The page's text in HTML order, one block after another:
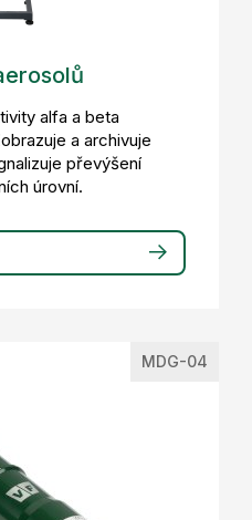
alfa a beta
a archivuje
převýšení
úrovní.
MDG-04